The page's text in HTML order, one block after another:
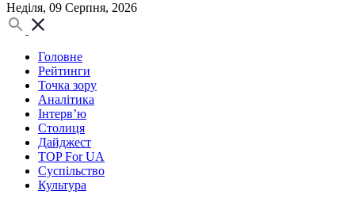
Неділя, 09 Серпня, 2026
Головне
Рейтинги
Точка зору
Аналітика
Інтерв’ю
Столиця
Дайджест
TOP For UA
Суспiльство
Культура